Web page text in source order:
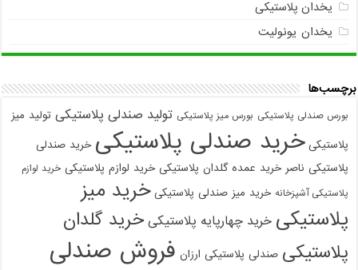
یخدان پلاستیکی
یخدان یونولیت
برچسب‌ها
بورس صندلی پلاستیکی بورس میز پلاستیکی تولید صندلی پلاستیکی تولید میز
پلاستیکی خرید صندلی پلاستیکی خرید صندلی
پلاستیکی ناصر خرید عمده گلدان پلاستیکی خرید لوازم پلاستیکی خرید لوازم
پلاستیکی آشپزخانه خرید میز صندلی پلاستیکی خرید میز
پلاستیکی خرید چهارپایه پلاستیکی خرید گلدان
پلاستیکی صندلی پلاستیکی ارزان فروش صندلی